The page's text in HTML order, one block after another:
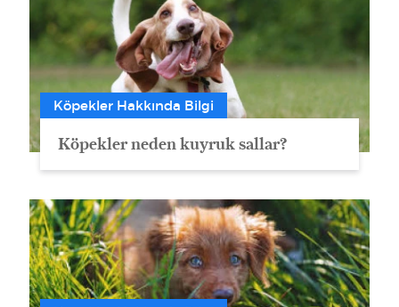
Köpekler Hakkında Bilgi
Köpekler neden kuyruk sallar?